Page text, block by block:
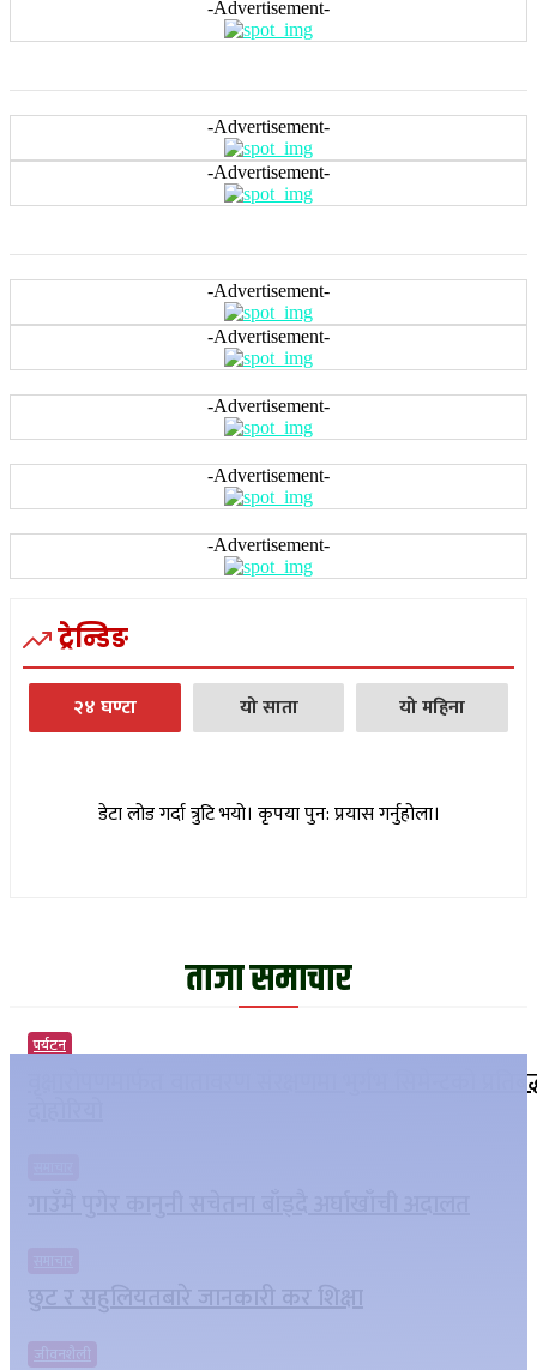
-Advertisement-
-Advertisement-
-Advertisement-
-Advertisement-
-Advertisement-
-Advertisement-
-Advertisement-
-Advertisement-
ट्रेन्डिङ
२४ घण्टा यो साता यो महिना
डेटा लोड गर्दा त्रुटि भयो। कृपया पुन: प्रयास गर्नुहोला।
ताजा समाचार
पर्यटन
वृक्षारोपणमार्फत वातावरण संरक्षणमा भुर्गभ सिमेन्टको
छुट र सहुलियतबारे जानकारी कर शिक्षा
जीवनशैली